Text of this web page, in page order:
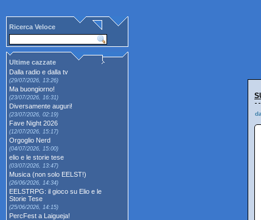
Ricerca Veloce
Ultime cazzate
Dalla radio e dalla tv
(29/07/2026, 13:26)
Ma buongiorno!
(23/07/2026, 16:31)
Diversamente auguri!
(23/07/2026, 02:19)
Fave Night 2026
(12/07/2026, 15:17)
Orgoglio Nerd
(04/07/2026, 15:00)
elio e le storie tese
(03/07/2026, 13:47)
Musica (non solo EELST!)
(26/06/2026, 14:34)
EELSTRPG: il gioco su Elio e le
Storie Tese
(25/06/2026, 14:15)
PercFest a Laigueja!